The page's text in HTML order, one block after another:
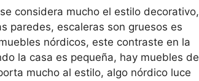
considera mucho el estilo decorativo,
paredes, escaleras son gruesos es
nórdicos, este contraste en la
la casa es pequeña, hay muebles de
mucho al estilo, algo nórdico luce